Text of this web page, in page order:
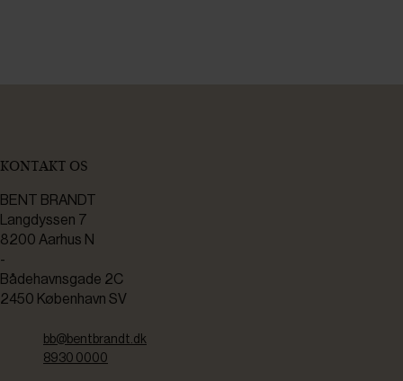
KONTAKT OS
BENT BRANDT
Langdyssen 7
8200 Aarhus N
-
Bådehavnsgade 2C
2450 København SV
bb@bentbrandt.dk
8930 0000